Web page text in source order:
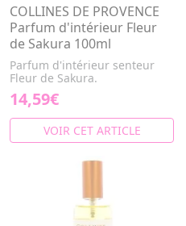
COLLINES DE PROVENCE
Parfum d'intérieur Fleur
de Sakura 100ml
Parfum d'intérieur senteur
Fleur de Sakura.
14,59€
VOIR CET ARTICLE